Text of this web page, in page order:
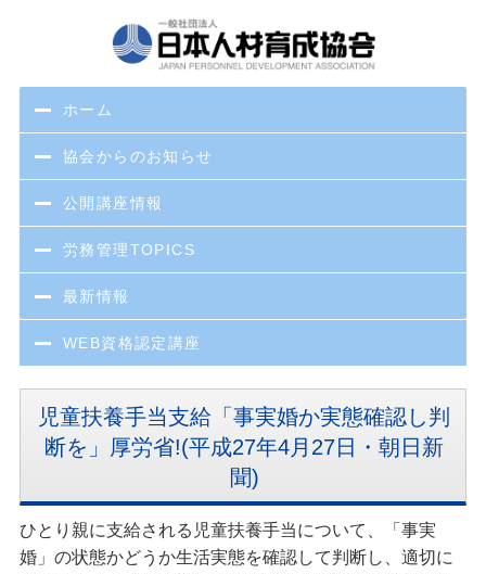
ホーム
協会からのお知らせ
公開講座情報
労務管理TOPICS
最新情報
WEB資格認定講座
児童扶養手当支給「事実婚か実態確認し判
断を」厚労省!(平成27年4月27日・朝日新
聞)
ひとり親に支給される児童扶養手当について、「事実
婚」の状態かどうか生活実態を確認して判断し、適切に